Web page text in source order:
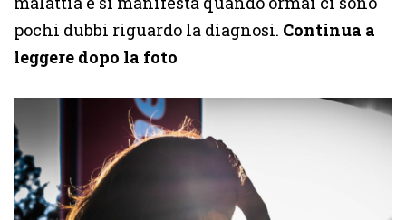
pochi dubbi riguardo la diagnosi. Continua a
leggere dopo la foto